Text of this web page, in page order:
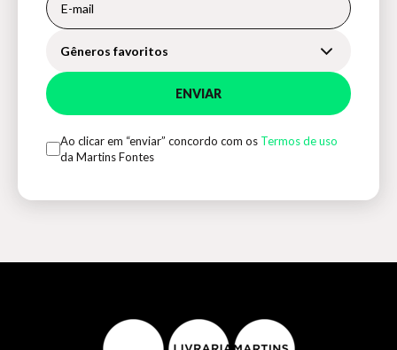
Gêneros favoritos
ENVIAR
Ao clicar em “enviar” concordo com os Termos de uso
da Martins Fontes